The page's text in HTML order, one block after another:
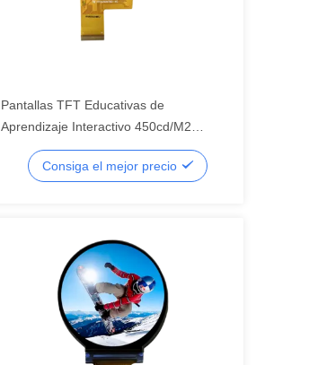
Pantallas TFT Educativas de
Aprendizaje Interactivo 450cd/M2
Monitor a Color LCD TFT de
Programación, pantalla LCD de
Consiga el mejor precio